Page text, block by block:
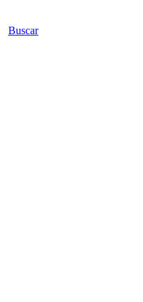
Buscar